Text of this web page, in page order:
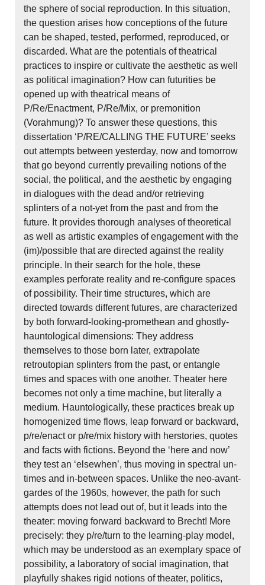
the sphere of social reproduction. In this situation,
the question arises how conceptions of the future
can be shaped, tested, performed, reproduced, or
discarded. What are the potentials of theatrical
practices to inspire or cultivate the aesthetic as well
as political imagination? How can futurities be
opened up with theatrical means of
P/Re/Enactment, P/Re/Mix, or premonition
(Vorahmung)? To answer these questions, this
dissertation ‘P/RE/CALLING THE FUTURE’ seeks
out attempts between yesterday, now and tomorrow
that go beyond currently prevailing notions of the
social, the political, and the aesthetic by engaging
in dialogues with the dead and/or retrieving
splinters of a not-yet from the past and from the
future. It provides thorough analyses of theoretical
as well as artistic examples of engagement with the
(im)/possible that are directed against the reality
principle. In their search for the hole, these
examples perforate reality and re-configure spaces
of possibility. Their time structures, which are
directed towards different futures, are characterized
by both forward-looking-promethean and ghostly-
hauntological dimensions: They address
themselves to those born later, extrapolate
retroutopian splinters from the past, or entangle
times and spaces with one another. Theater here
becomes not only a time machine, but literally a
medium. Hauntologically, these practices break up
homogenized time flows, leap forward or backward,
p/re/enact or p/re/mix history with herstories, quotes
and facts with fictions. Beyond the ‘here and now’
they test an ‘elsewhen’, thus moving in spectral un-
times and in-between spaces. Unlike the neo-avant-
gardes of the 1960s, however, the path for such
attempts does not lead out of, but it leads into the
theater: moving forward backward to Brecht! More
precisely: they p/re/turn to the learning-play model,
which may be understood as an exemplary space of
possibility, a laboratory of social imagination, that
playfully shakes rigid notions of theater, politics,